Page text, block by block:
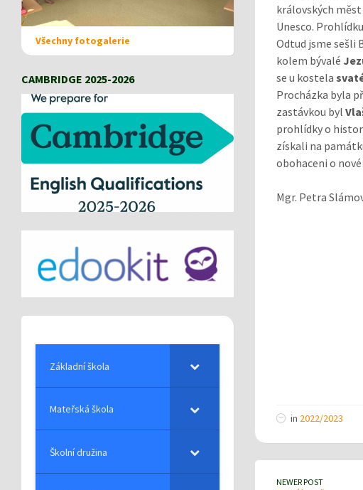
královských
Unesco.
Odtud jsme sešli
kolem bývalé
se u kostela
Procházka byla
zastávkou byl
prohlídky o
získali na
obohaceni o
Mgr. Petra
in 2022/2023
NEWER POST
Všechny fotogalerie
CAMBRIDGE 2025-2026
Základní škola
Mateřská škola
Školní družina